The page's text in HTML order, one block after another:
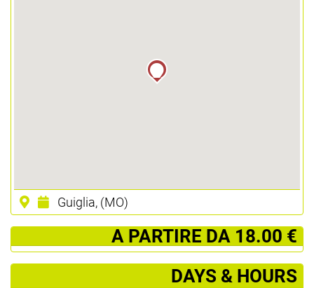
Guiglia, (MO)
­ A PARTIRE DA 18.00 €
DAYS & HOURS